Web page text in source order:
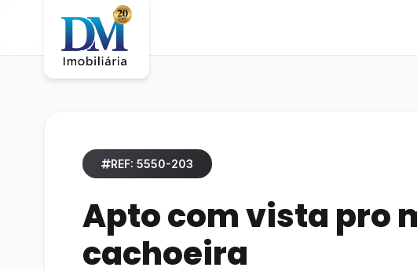
REF: 5550-203
Apto com vista pro
cachoeira